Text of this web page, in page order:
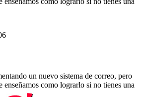
un nuevo sistema de correo, pero
enseñamos como lograrlo si no tienes una